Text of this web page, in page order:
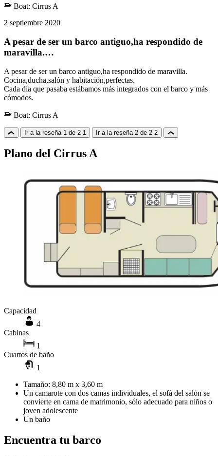
Boat: Cirrus A
2 septiembre 2020
A pesar de ser un barco antiguo,ha respondido de
maravilla.…
A pesar de ser un barco antiguo,ha respondido de maravilla.
Cocina,ducha,salón y habitación,perfectas.
Cada día que pasaba estábamos más integrados con el barco y más
cómodos.
Boat: Cirrus A
Ir a la reseña 1 de 2 1 Ir a la reseña 2 de 2 2
Plano del Cirrus A
Capacidad
4
Cabinas
1
Cuartos de baño
1
Tamaño: 8,80 m x 3,60 m
Un camarote con dos camas individuales, el sofá del salón se
convierte en cama de matrimonio, sólo adecuado para niños o
joven adolescente
Un baño
Encuentra tu barco